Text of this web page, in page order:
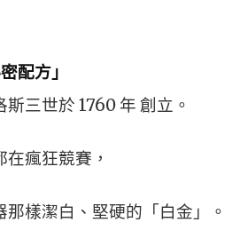
配方」
三世於 1760 年 創立。
瘋狂競賽，
樣潔白、堅硬的「白金」。